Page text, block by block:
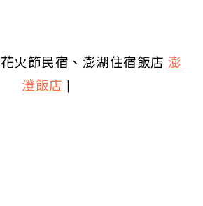
火節民宿、澎湖住宿飯店 澎
澄飯店 |